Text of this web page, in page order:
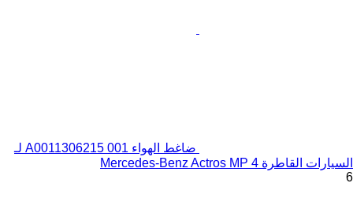
ضاغط الهواء A0011306215 001 لـ
السيارات القاطرة Mercedes-Benz Actros MP 4
6